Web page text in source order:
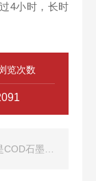
4小时，长时
览次数